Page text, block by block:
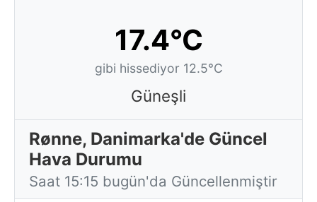
17.4°C
gibi hissediyor 12.5°C
Güneşli
Rønne, Danimarka'de Güncel
Hava Durumu
Saat 15:15 bugün'da Güncellenmiştir